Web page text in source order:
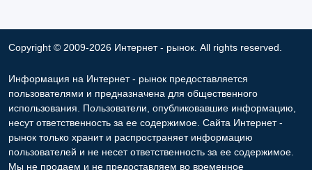
Copyright © 2009-2026 Интернет - рынок. All rights reserved.
Информация на Интернет - рынок предоставляется
пользователями и предназначена для общественного
использования. Пользователи, опубликовавшие информацию,
несут ответственность за ее содержимое. Сайта Интернет -
рынок только хранит и распространяет информацию
пользователей и не несет ответственность за ее содержимое.
Мы не продаем и не предоставляем во временное